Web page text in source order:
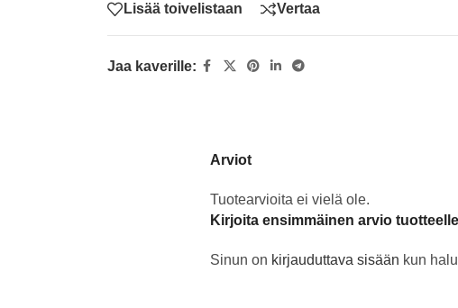
Lisää toivelistaan Vertaa
Jaa kaverille:
Arviot
Tuotearvioita ei vielä ole.
Kirjoita ensimmäinen arvio
Sinun on kirjauduttava sisään kun